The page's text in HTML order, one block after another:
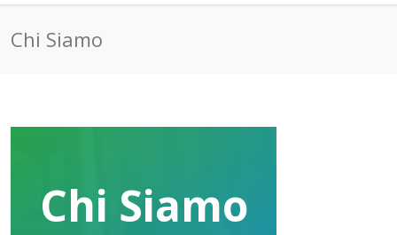
Chi Siamo
Chi Siamo